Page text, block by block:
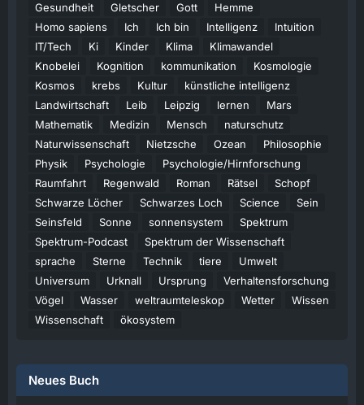
Gesundheit
Gletscher Gott
Hemme
Homo sapiens
Ich Ich bin Intelligenz
Intuition
IT/Tech
Ki Kinder Klima
Klimawandel
Knobelei
Kognition kommunikation
Kosmologie
Kosmos
krebs Kultur
künstliche intelligenz
Landwirtschaft
Leib Leipzig lernen
Mars
Mathematik
Medizin Mensch
naturschutz
Naturwissenschaft
Nietzsche Ozean
Philosophie
Physik
Psychologie
Psychologie/Hirnforschung
Raumfahrt
Regenwald Roman Rätsel
Schopf
Schwarze Löcher
Schwarzes Loch Science
Sein
Seinsfeld
Sonne sonnensystem
Spektrum
Spektrum-Podcast
Spektrum der Wissenschaft
sprache
Sterne Technik tiere
Umwelt
Universum
Urknall Ursprung
Verhaltensforschung
Vögel
Wasser weltraumteleskop Wetter
Wissen
Wissenschaft
ökosystem
Neues Buch